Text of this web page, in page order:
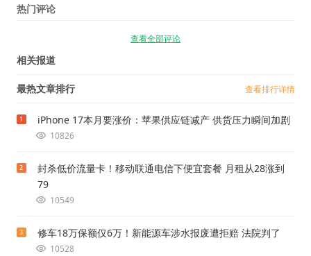
热门评论
查看全部评论
相关报道
最热文章排行 查看排行详情
1 iPhone 17本月要涨价：苹果供应链减产 供货压力瞬间加剧
10826
2
封杀低价流量卡！移动联通电信下便宜套餐 月租从28涨到
79
10549
3 修车18万保额仅6万！新能源车涉水报废遭拒赔 法院判了
10528